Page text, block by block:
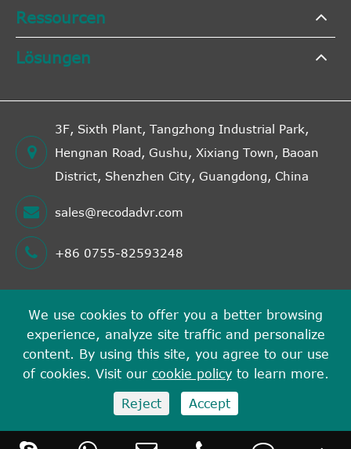
Ressourcen
Lösungen
3F, Sixth Plant, Tangzhong Industrial Park,
Hengnan Road, Gushu, Xixiang Town, Baoan
District, Shenzhen City, Guangdong, China
sales@recodadvr.com
+86 0755-82593248
Urheberrecht©
Shenzhen RECODA Technologies LimitedAlle Rechte
vorbehalten.
We use cookies to offer you a better browsing
experience, analyze site traffic and personalize
content. By using this site, you agree to our use
of cookies. Visit our cookie policyto learn more.
Reject Accept